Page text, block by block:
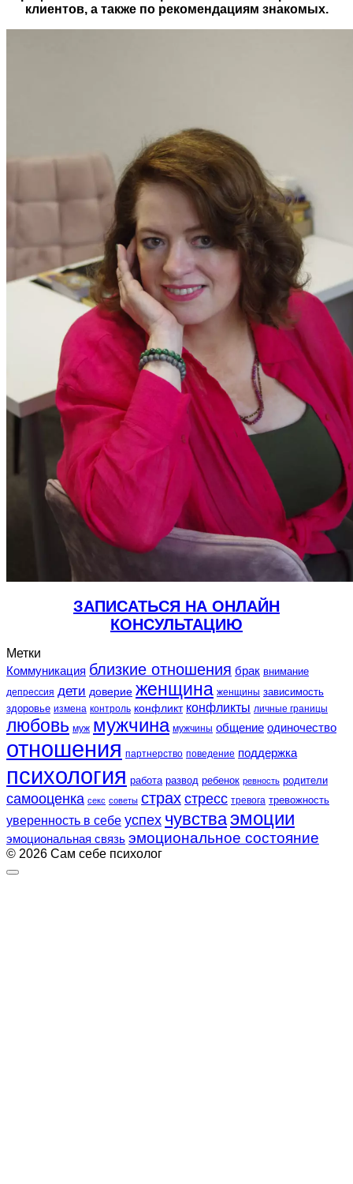
клиентов, а также по рекомендациям знакомых.
ЗАПИСАТЬСЯ НА ОНЛАЙН
КОНСУЛЬТАЦИЮ
Метки
Коммуникация близкие отношения брак внимание
депрессия дети доверие женщина женщины зависимость
здоровье измена контроль конфликт конфликты личные границы
любовь муж мужчина мужчины общение одиночество
отношения партнерство поведение поддержка
психология работа развод ребенок ревность родители
самооценка секс советы страхстресс тревога тревожность
уверенность в себе успех чувстваэмоции
эмоциональная связь эмоциональное состояние
© 2026 Сам себе психолог